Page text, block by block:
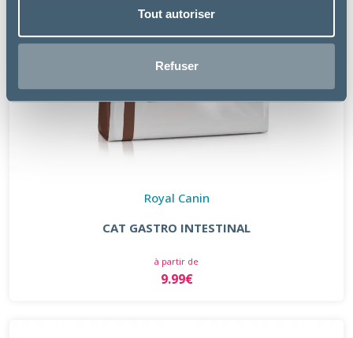
Tout autoriser
Refuser
Royal Canin
CAT GASTRO INTESTINAL
à partir de
9.99€